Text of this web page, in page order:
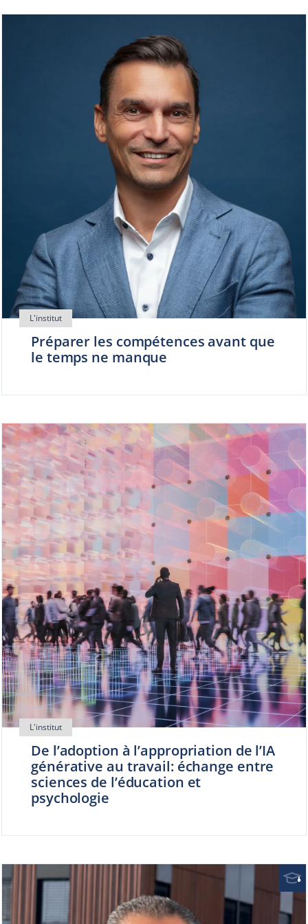
Préparer les compétences avant que
le temps ne manque
De l’adoption à l’appropriation de l’IA
générative au travail: échange entre
sciences de l’éducation et
psychologie